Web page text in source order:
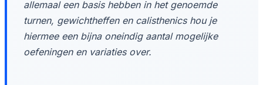
allemaal een basis hebben in het genoemde
turnen, gewichtheffen en calisthenics hou je
hiermee een bijna oneindig aantal mogelijke
oefeningen en variaties over.